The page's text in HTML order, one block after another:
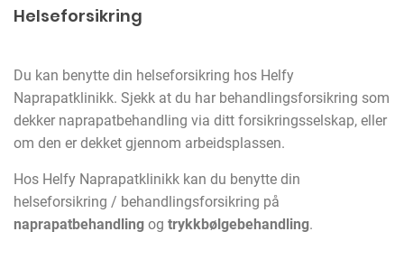
Helseforsikring
Du kan benytte din helseforsikring hos Helfy
Naprapatklinikk. Sjekk at du har behandlingsforsikring som
dekker naprapatbehandling via ditt forsikringsselskap, eller
om den er dekket gjennom arbeidsplassen.
Hos Helfy Naprapatklinikk kan du benytte din
helseforsikring / behandlingsforsikring på
naprapatbehandling og trykkbølgebehandling.